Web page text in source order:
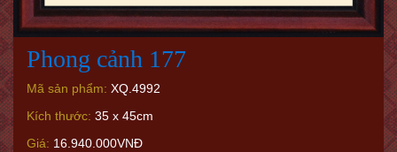
Phong cảnh 177
Mã sản phẩm: XQ.4992
Kích thước: 35 x 45cm
Giá: 16.940.000VNĐ